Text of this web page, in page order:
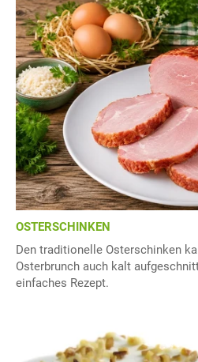
OSTERSCHINKEN
Den traditionelle Osterschinken
Osterbrunch auch kalt
einfaches Rezept.